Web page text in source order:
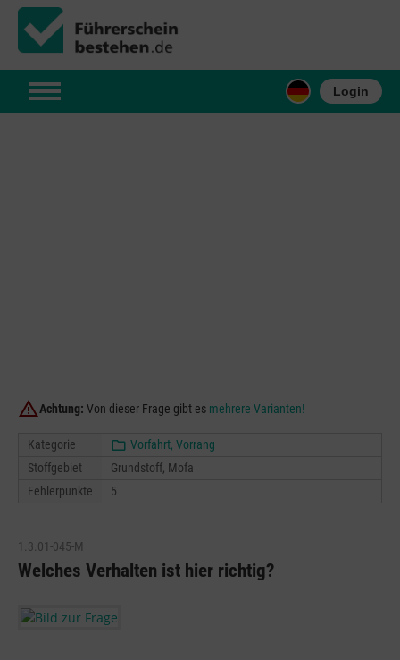
Login
Achtung: Von dieser Frage gibt es mehrere Varianten!
Kategorie
Vorfahrt, Vorrang
Stoffgebiet
Grundstoff, Mofa
Fehlerpunkte
5
1.3.01-045-M
Welches Verhalten ist hier richtig?